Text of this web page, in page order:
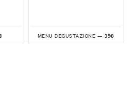
MENU DEGUSTAZIONE — 35€